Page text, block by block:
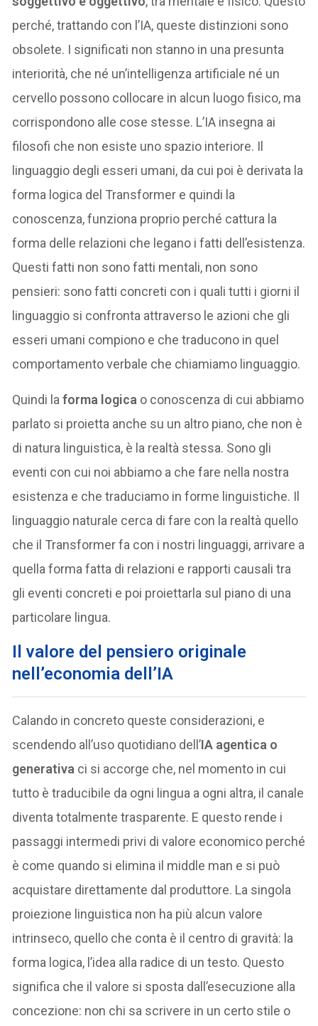
perché, trattando con l’IA, queste distinzioni sono
obsolete. I significati non stanno in una presunta
interiorità, che né un’intelligenza artificiale né un
cervello possono collocare in alcun luogo fisico, ma
corrispondono alle cose stesse. L’IA insegna ai
filosofi che non esiste uno spazio interiore. Il
linguaggio degli esseri umani, da cui poi è derivata la
forma logica del Transformer e quindi la
conoscenza, funziona proprio perché cattura la
forma delle relazioni che legano i fatti dell’esistenza.
Questi fatti non sono fatti mentali, non sono
pensieri: sono fatti concreti con i quali tutti i giorni il
linguaggio si confronta attraverso le azioni che gli
esseri umani compiono e che traducono in quel
comportamento verbale che chiamiamo linguaggio.
Quindi laforma logica o conoscenza di cui abbiamo
parlato si proietta anche su un altro piano, che non è
di natura linguistica, è la realtà stessa. Sono gli
eventi con cui noi abbiamo a che fare nella nostra
esistenza e che traduciamo in forme linguistiche. Il
linguaggio naturale cerca di fare con la realtà quello
che il Transformer fa con i nostri linguaggi, arrivare a
quella forma fatta di relazioni e rapporti causali tra
gli eventi concreti e poi proiettarla sul piano di una
particolare lingua.
Il valore del pensiero originale
nell’economia dell’IA
Calando in concreto queste considerazioni, e
scendendo all’uso quotidiano dell’IA agentica o
generativa ci si accorge che, nel momento in cui
tutto è traducibile da ogni lingua a ogni altra, il canale
diventa totalmente trasparente. E questo rende i
passaggi intermedi privi di valore economico perché
è come quando si elimina il middle man e si può
acquistare direttamente dal produttore. La singola
proiezione linguistica non ha più alcun valore
intrinseco, quello che conta è il centro di gravità: la
forma logica, l’idea alla radice di un testo. Questo
significa che il valore si sposta dall’esecuzione alla
concezione: non chi sa scrivere in un certo stile o